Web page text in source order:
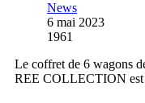
News
6 mai 2023
1961
Le coffret de 6 wagons
REE COLLECTION est